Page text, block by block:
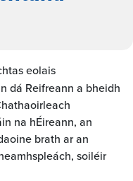
eolais
dá Reifreann a bheidh
na hÉireann, an
brath ar an
soiléir